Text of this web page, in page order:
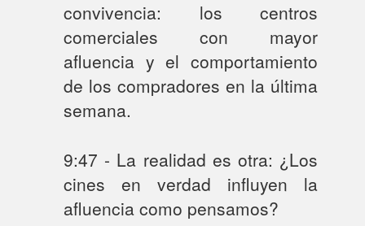
convivencia: los centros
comerciales con mayor
afluencia y el comportamiento
de los compradores en la última
semana.
9:47 - La realidad es otra: ¿Los
cines en verdad influyen la
afluencia como pensamos?